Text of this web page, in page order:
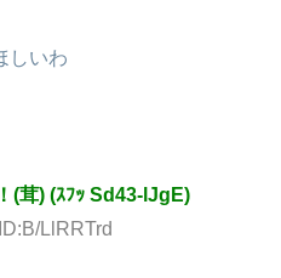
しいわ
(茸) (ｽﾌｯ Sd43-lJgE)
LlRRTrd